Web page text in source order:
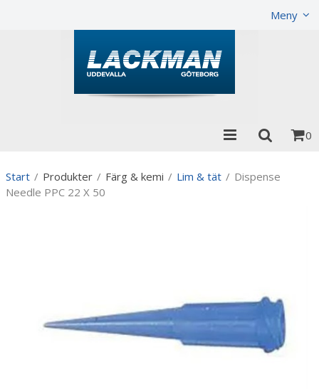
Meny
0
Start / Produkter / Färg & kemi / Lim & tät / Dispense
Needle PPC 22 X 50